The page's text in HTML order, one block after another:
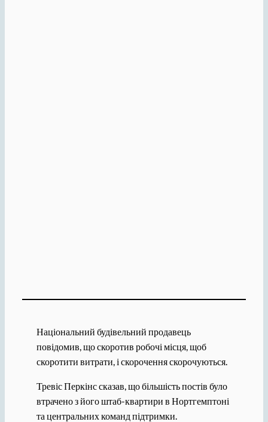
Національний будівельний продавець
повідомив, що скоротив робочі місця, щоб
скоротити витрати, і скорочення скорочуються.
Тревіс Перкінс сказав, що більшість постів було
втрачено з його штаб-квартири в Нортгемптоні
та центральних команд підтримки.